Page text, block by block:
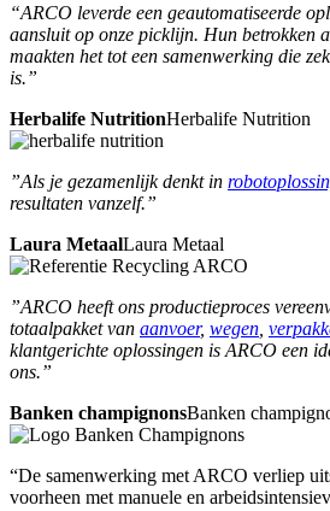
“ARCO leverde een geautomatiseerde
aansluit op onze picklijn. Hun betrokken
maakten het tot een samenwerking die
is.”
Herbalife NutritionHerbalife Nutrition
”Als je gezamenlijk denkt in
resultaten vanzelf.”
Laura MetaalLaura Metaal
”ARCO heeft ons productieproces
totaalpakket van aanvoer, wegen
klantgerichte oplossingen is ARCO een
ons.”
Banken champignonsBanken
“De samenwerking met ARCO verliep
voorheen met manuele en